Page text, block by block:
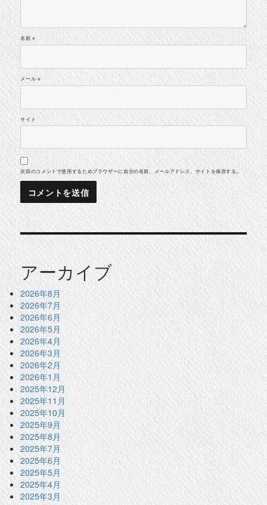
名前※
メール ※
サイト
次回のコメントで使用するためブラウザーに自分の名前、メールアドレス、サイトを保存する。
アーカイブ
2026年8月
2026年7月
2026年6月
2026年5月
2026年4月
2026年3月
2026年2月
2026年1月
2025年12月
2025年11月
2025年10月
2025年9月
2025年8月
2025年7月
2025年6月
2025年5月
2025年4月
2025年3月